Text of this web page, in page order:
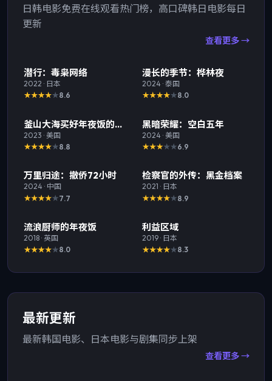
日韩电影免费在线观看热门榜，高口碑韩日电影每日
更新
查看更多 →
热门
潜行：毒枭网络
2022 · 日本
8.6
热门 TOP
漫长的季节：桦林夜
2024 ·泰国
8.0
热门 TOP
釜山大海买好年夜饭的那
一天
2023 ·美国
8.8
热门
黑暗荣耀：空白五年
2024 ·美国
6.9
热门
万里归途：撤侨72小时
2024 · 中国
7.7
热门
检察官的外传：黑金档案
2021 · 日本
8.9
热门
流浪厨师的年夜饭
2018 · 英国
8.0
热门
利益区域
2019 · 日本
8.3
最新更新
最新韩国电影、日本电影与剧集同步上架
查看更多 →